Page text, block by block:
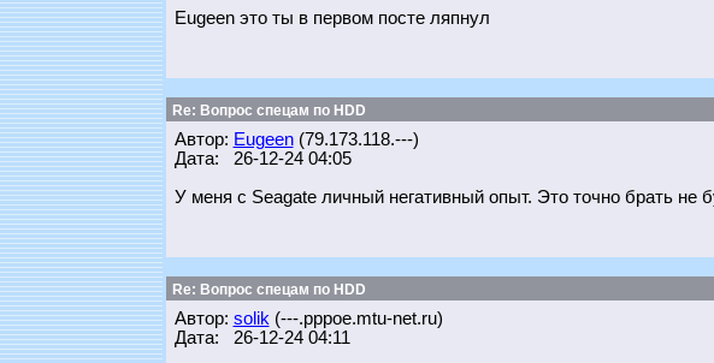
Eugeen это ты в первом посте ляпнул
Re: Вопрос спецам по HDD
Автор: Eugeen(79.173.118.---)
Дата: 26-12-24 04:05
У меня с Seagate личный негативный опыт. Это точно брать не
Re: Вопрос спецам по HDD
Автор: solik (---.pppoe.mtu-net.ru)
Дата: 26-12-24 04:11